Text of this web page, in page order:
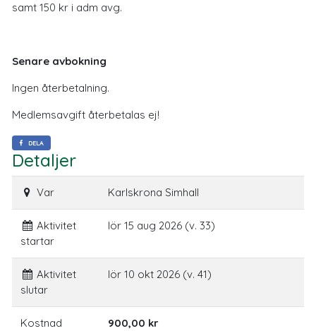
samt 150 kr i adm avg.
Senare avbokning
Ingen återbetalning.
Medlemsavgift återbetalas ej!
DELA
Detaljer
Var Karlskrona Simhall
Aktivitet
startar
lör 15 aug 2026 (v. 33)
Aktivitet
slutar
lör 10 okt 2026 (v. 41)
Kostnad 900,00 kr